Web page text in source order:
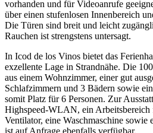
vorhanden und für Videoanrufe
über einen stufenlosen Innenbereich
Die Türen sind breit und leicht
Rauchen ist strengstens untersagt.
In Icod de los Vinos bietet das
exzellente Lage in Strandnähe. Die
aus einem Wohnzimmer, einer gut
Schlafzimmern und 3 Bädern sowie
somit Platz für 6 Personen. Zur
Highspeed-WLAN, ein
Ventilator, eine Waschmaschine sowie